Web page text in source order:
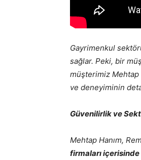
Gayrimenkul
sağlar. Peki, bir
müşterimiz Mehtap
ve deneyiminin
Güvenilirlik ve
Mehtap Hanım,
firmaları